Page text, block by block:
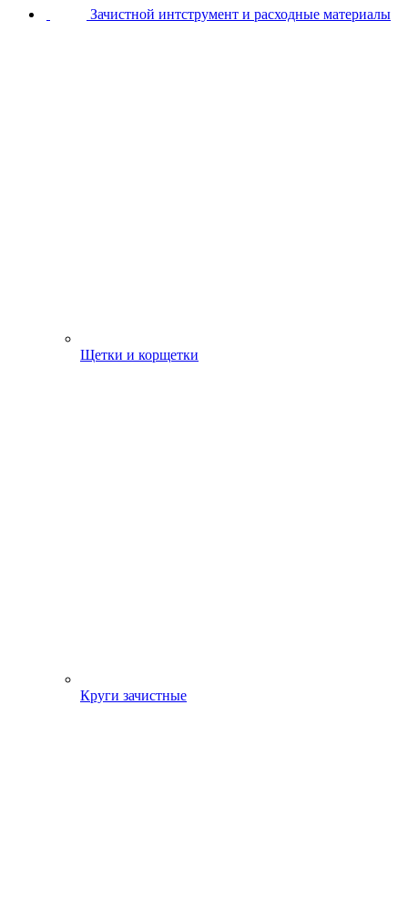
Зачистной интструмент и расходные материалы
Щетки и корщетки
Круги зачистные